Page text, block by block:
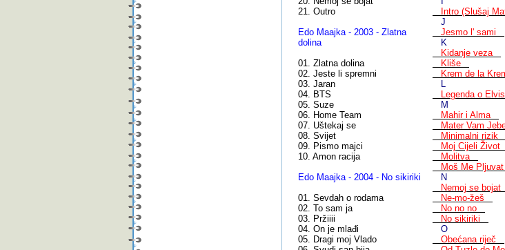
21. Outro
Edo Maajka - 2003 - Zlatna
dolina
01. Zlatna dolina
02. Jeste li spremni
03. Jaran
04. BTS
05. Suze
06. Home Team
07. Uštekaj se
08. Svijet
09. Pismo majci
10. Amon racija
Edo Maajka - 2004 - No sikiriki
01. Sevdah o rodama
02. To sam ja
03. Pržiiii
04. On je mlađi
05. Dragi moj Vlado
Intro (Slušaj
J
Jesmo l' sami
K
Kidanje veza
Kliše
Krem de la
L
Legenda o
M
Mahir i Alma
Mater Vam
Minimalni rizik
Moj Cijeli Život
Molitva
Moš Me
N
Nemoj se bojat
Ne-mo-žeš
No no no
No sikiriki
O
Obećana riječ